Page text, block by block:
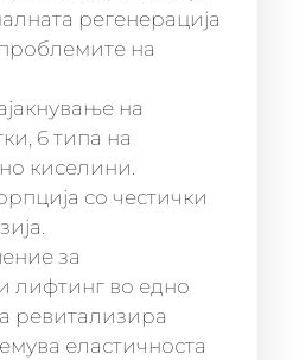
регенерација
на
на
6 типа на
киселини.
со честички
за
лифтинг во едно
ревитализира
еластичноста